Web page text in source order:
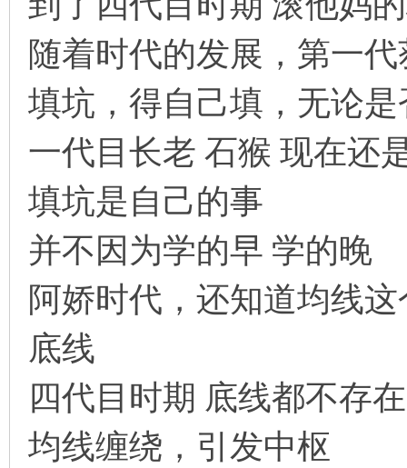
随着时代的发展，第一
填坑，得自己填，无论
一代目长老 石猴 现在还
填坑是自己的事
并不因为学的早 学的晚
阿娇时代，还知道均线
底线
四代目时期 底线都不存
均线缠绕，引发中枢